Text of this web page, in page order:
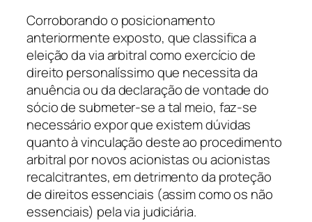
Corroborando o posicionamento
anteriormente exposto, que classifica a
eleição da via arbitral como exercício de
direito personalíssimo que necessita da
anuência ou da declaração de vontade do
sócio de submeter-se a tal meio, faz-se
necessário expor que existem dúvidas
quanto à vinculação deste ao procedimento
arbitral por novos acionistas ou acionistas
recalcitrantes, em detrimento da proteção
de direitos essenciais (assim como os não
essenciais) pela via judiciária.